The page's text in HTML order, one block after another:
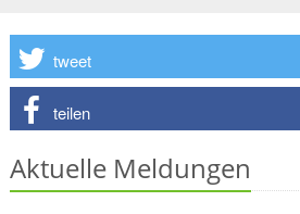
tweet
teilen
Aktuelle Meldungen